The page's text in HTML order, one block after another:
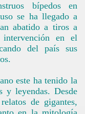
bípedos en
se ha llegado a
abatido a tiros a
en el
del país sus
este ha tenido la
y leyendas. Desde
de gigantes,